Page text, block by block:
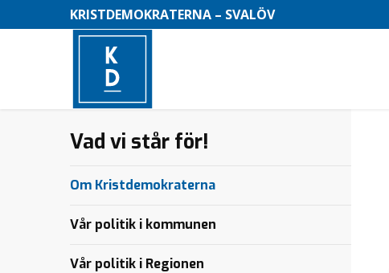
KRISTDEMOKRATERNA – SVALÖV
Vad vi står för!
e
n
Om Kristdemokraterna
Vår politik i kommunen
Vår politik i Regionen